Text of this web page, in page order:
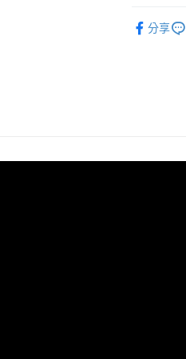
每筆分享